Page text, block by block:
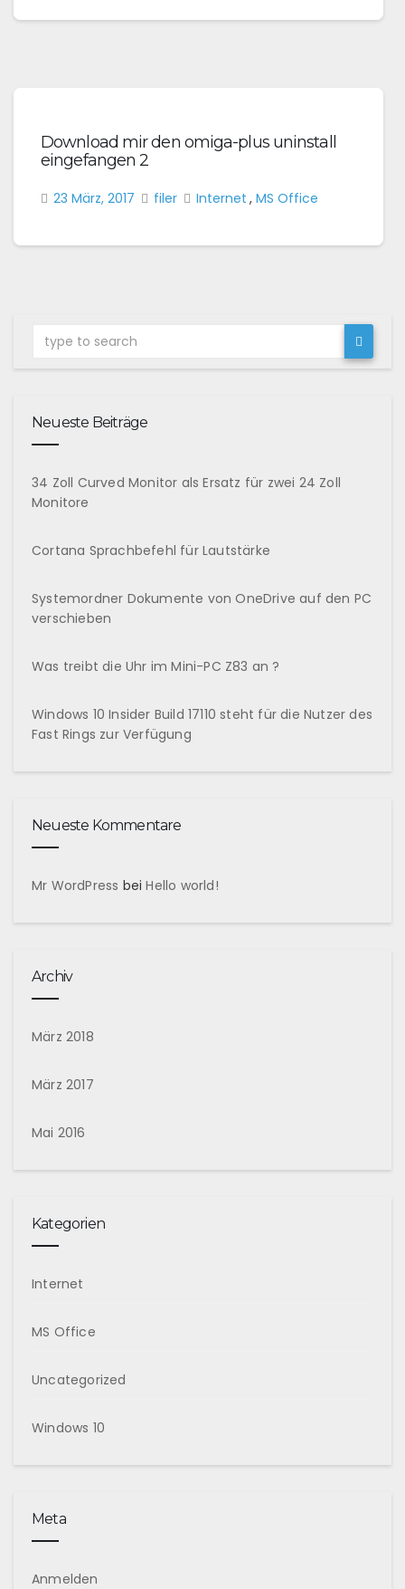
Download mir den omiga-plus uninstall
eingefangen 2
23 März, 2017 filer Internet , MS Office
Neueste Beiträge
34 Zoll Curved Monitor als Ersatz für zwei 24 Zoll
Monitore
Cortana Sprachbefehl für Lautstärke
Systemordner Dokumente von OneDrive auf den PC
verschieben
Was treibt die Uhr im Mini-PC Z83 an ?
Windows 10 Insider Build 17110 steht für die Nutzer des
Fast Rings zur Verfügung
Neueste Kommentare
Mr WordPress beiHello world!
Archiv
März 2018
März 2017
Mai 2016
Kategorien
Internet
MS Office
Uncategorized
Windows 10
Meta
Anmelden